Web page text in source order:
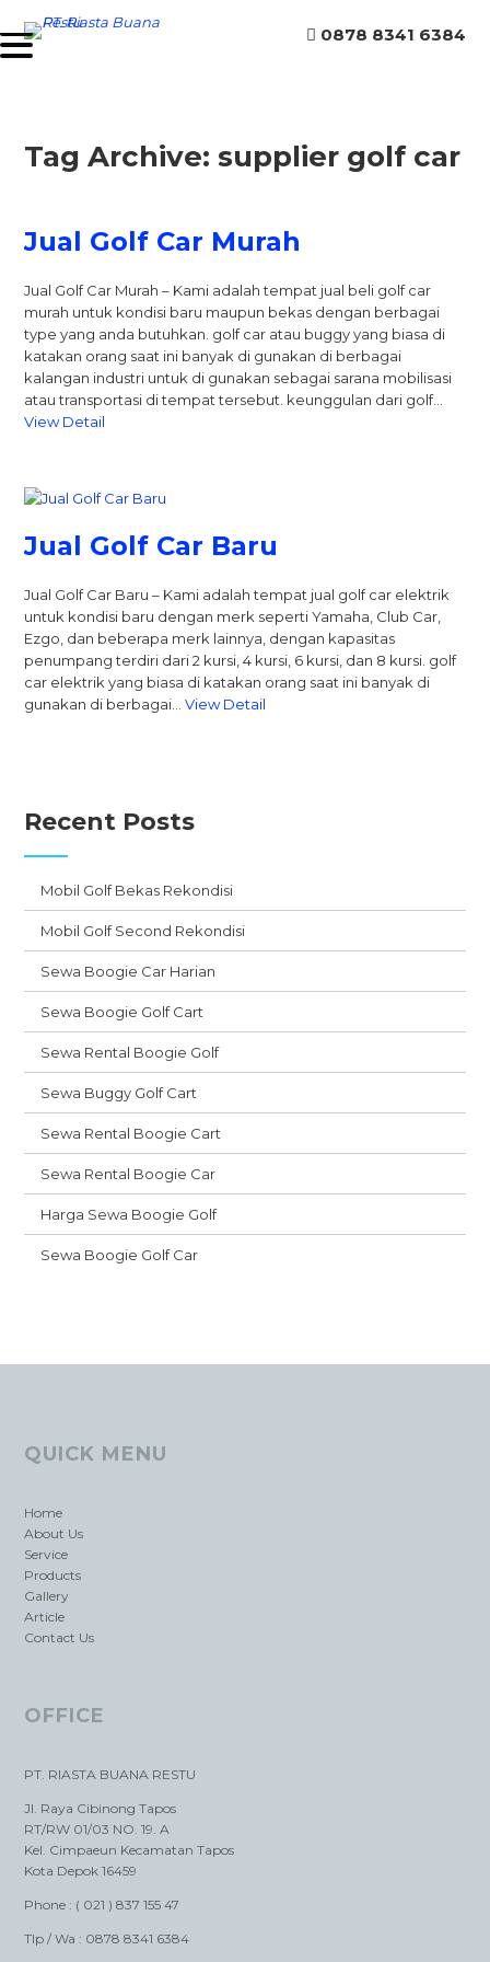
0878 8341 6384
Tag Archive: supplier golf car
Jual Golf Car Murah
Jual Golf Car Murah – Kami adalah tempat jual beli golf car
murah untuk kondisi baru maupun bekas dengan berbagai
type yang anda butuhkan. golf car atau buggy yang biasa di
katakan orang saat ini banyak di gunakan di berbagai
kalangan industri untuk di gunakan sebagai sarana mobilisasi
atau transportasi di tempat tersebut. keunggulan dari golf…
View Detail
Jual Golf Car Baru
Jual Golf Car Baru – Kami adalah tempat jual golf car elektrik
untuk kondisi baru dengan merk seperti Yamaha, Club Car,
Ezgo, dan beberapa merk lainnya, dengan kapasitas
penumpang terdiri dari 2 kursi, 4 kursi, 6 kursi, dan 8 kursi. golf
car elektrik yang biasa di katakan orang saat ini banyak di
gunakan di berbagai…View Detail
Recent Posts
Mobil Golf Bekas Rekondisi
Mobil Golf Second Rekondisi
Sewa Boogie Car Harian
Sewa Boogie Golf Cart
Sewa Rental Boogie Golf
Sewa Buggy Golf Cart
Sewa Rental Boogie Cart
Sewa Rental Boogie Car
Harga Sewa Boogie Golf
Sewa Boogie Golf Car
QUICK MENU
Home
About Us
Service
Products
Gallery
Article
Contact Us
OFFICE
PT. RIASTA BUANA RESTU
Jl. Raya Cibinong Tapos
RT/RW 01/03 NO. 19. A
Kel. Cimpaeun Kecamatan Tapos
Kota Depok 16459
Phone : ( 021 ) 837 155 47
Tlp / Wa : 0878 8341 6384